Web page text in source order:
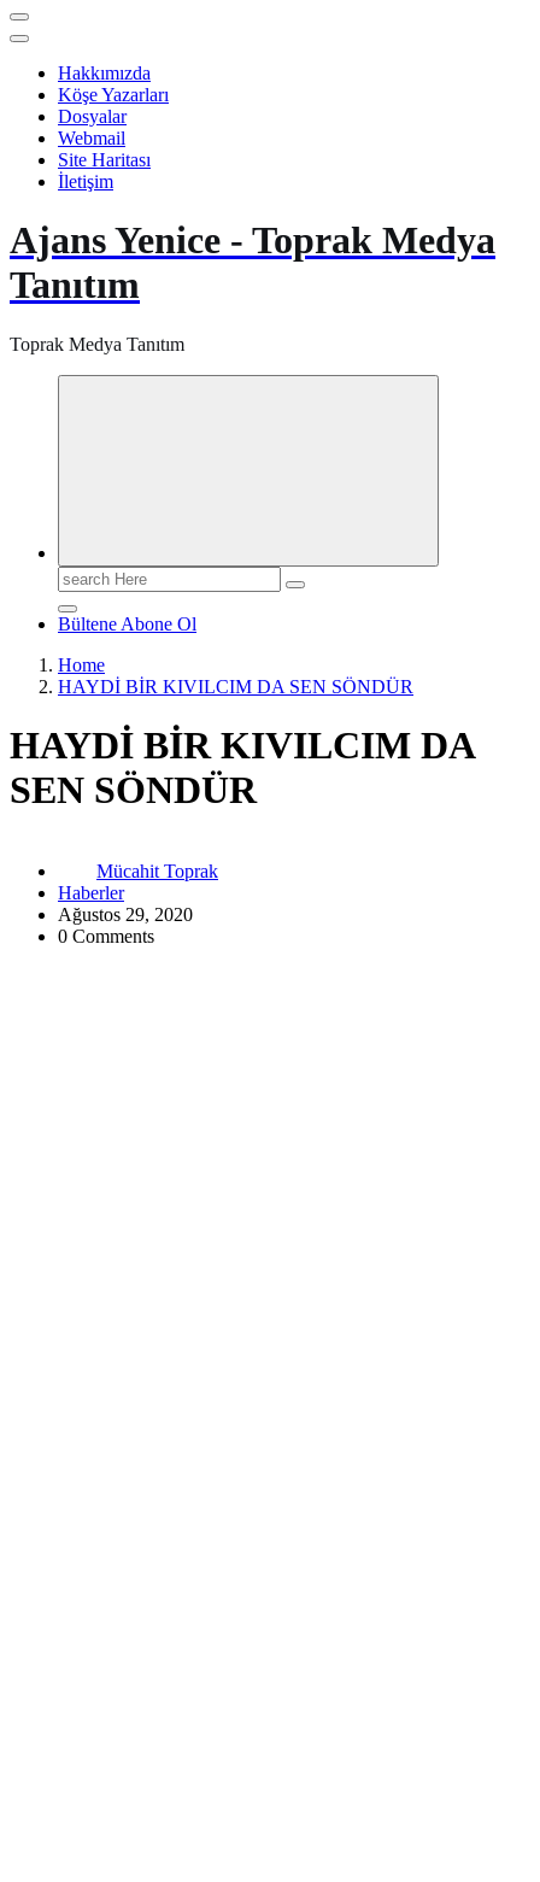
Hakkımızda
Köşe Yazarları
Dosyalar
Webmail
Site Haritası
İletişim
Ajans Yenice - Toprak Medya
Tanıtım
Toprak Medya Tanıtım
Search
for:
Bültene Abone Ol
Home
HAYDİ BİR KIVILCIM DA SEN SÖNDÜR
HAYDİ BİR KIVILCIM DA
SEN SÖNDÜR
Mücahit Toprak
Haberler
Ağustos 29, 2020
0 Comments